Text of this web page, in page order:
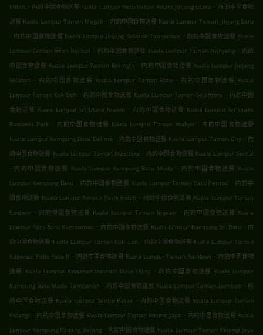
Indah . 内的中国食物送餐 Kuala Lumpur Perumahan Awam Jinjang Utara . 内的中国食物
送餐 Kuala Lumpur Taman Megah . 内的中国食物送餐 Kuala Lumpur Taman Jinjang Baru
. 内的中国食物送餐 Kuala Lumpur Jinjang Selatan Tambahan . 内的中国食物送餐 Kuala
Lumpur Taman Intan Baiduri . 内的中国食物送餐 Kuala Lumpur Taman Nanyang . 内的
中国食物送餐 Kuala Lumpur Taman Beringin . 内的中国食物送餐 Kuala Lumpur Jinjang
Selatan
. 内的中国食物送餐 Kuala Lumpur Taman Batu . 内的中国食物送餐 Kuala
Lumpur Taman Kok Doh . 内的中国食物送餐 Kuala Lumpur Taman Sejahtera . 内的中国
食物送餐 Kuala Lumpur Sri Utara Kipark . 内的中国食物送餐 Kuala Lumpur Sri Utara
Business Park . 内的中国食物送餐 Kuala Lumpur Taman Wahyu . 内的中国食物送餐
Kuala Lumpur Kampung Batu Delima . 内的中国食物送餐 Kuala Lumpur Taman City . 内
的中国食物送餐 Kuala Lumpur Taman Mastiara . 内的中国食物送餐 Kuala Lumpur Sentul
. 内的中国食物送餐 Kuala Lumpur Kampung Batu Muda . 内的中国食物送餐 Kuala
Lumpur Kampung Batu . 内的中国食物送餐 Kuala Lumpur Taman Batu Permai . 内的中
国食物送餐 Kuala Lumpur Taman Tasik Indah . 内的中国食物送餐 Kuala Lumpur Taman
Eastern . 内的中国食物送餐 Kuala Lumpur Taman Impian . 内的中国食物送餐 Kuala
Lumpur Kem Batu Kentonmen . 内的中国食物送餐 Kuala Lumpur Kampung Sri Batu . 内
的中国食物送餐 Kuala Lumpur Taman Kok Lian . 内的中国食物送餐 Kuala Lumpur Taman
Koperasi Polis Fasa Ii . 内的中国食物送餐 Kuala Lumpur Taman Rainbow . 内的中国食物
送餐 Kuala Lumpur Kawasan Industri Mara (Kim) . 内的中国食物送餐 Kuala Lumpur
Kampung Batu Muda Tambahan . 内的中国食物送餐 Kuala Lumpur Taman Bamboo . 内
的中国食物送餐 Kuala Lumpur Sentul Pasar . 内的中国食物送餐 Kuala Lumpur Taman
Pelangi . 内的中国食物送餐 Kuala Lumpur Taman Kosmo Jaya . 内的中国食物送餐 Kuala
Lumpur Kampung Padang Balang . 内的中国食物送餐 Kuala Lumpur Taman Pelangi Jaya